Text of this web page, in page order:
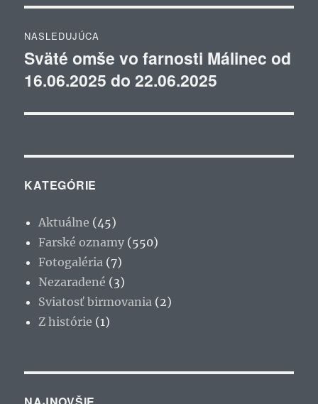
NASLEDUJÚCA
Ďalší
článok:
Sväté omše vo farnosti Málinec od
16.06.2025 do 22.06.2025
KATEGÓRIE
Aktuálne (45)
Farské oznamy (550)
Fotogaléria (7)
Nezaradené (3)
Sviatosť birmovania (2)
Z histórie (1)